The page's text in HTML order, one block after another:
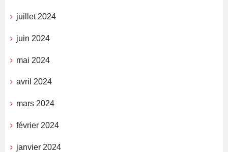
juillet 2024
juin 2024
mai 2024
avril 2024
mars 2024
février 2024
janvier 2024